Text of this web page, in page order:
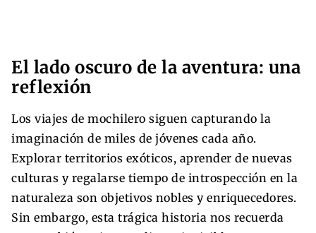
El lado oscuro de la aventura: una
reflexión
Los viajes de mochilero siguen capturando la
imaginación de miles de jóvenes cada año.
Explorar territorios exóticos, aprender de nuevas
culturas y regalarse tiempo de introspección en la
naturaleza son objetivos nobles y enriquecedores.
Sin embargo, esta trágica historia nos recuerda